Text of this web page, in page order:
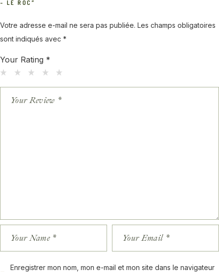
– LE ROC”
Votre adresse e-mail ne sera pas publiée. Les champs obligatoires
sont indiqués avec *
Your Rating *
Enregistrer mon nom, mon e-mail et mon site dans le navigateur